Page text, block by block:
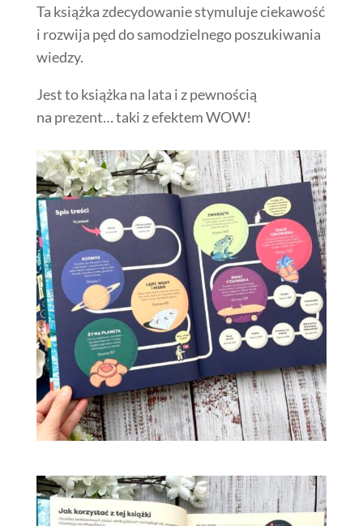
Ta książka zdecydowanie stymuluje ciekawość
i rozwija pęd do samodzielnego poszukiwania
wiedzy.
Jest to książka na lata i z pewnością
na prezent… taki z efektem WOW!